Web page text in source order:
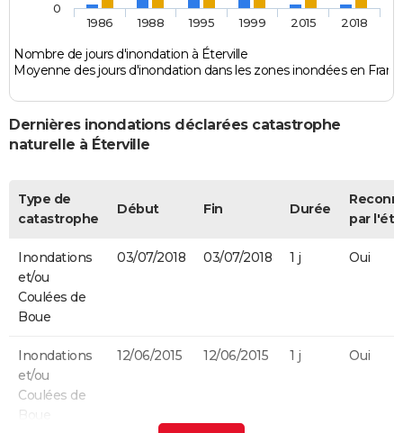
Nombre de jours d'inondation à Éterville
Moyenne des jours d'inondation dans les zones inondées en
1986 1988 1995 1999 2015 2018
0
Dernières inondations déclarées catastrophe
naturelle à Éterville
Type de
catastrophe
Début Fin Durée
par
Inondations
et/ou
Coulées de
Boue
03/07/2018 03/07/2018 1 j Oui
Inondations
et/ou
Coulées de
Boue
12/06/2015 12/06/2015 1 j Oui